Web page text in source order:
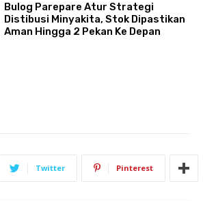
Bulog Parepare Atur Strategi
Distibusi Minyakita, Stok Dipastikan
Aman Hingga 2 Pekan Ke Depan
Twitter Pinterest